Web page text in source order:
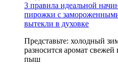
3 правила идеальной
пирожки с
вытекли в духовке
Представьте: холодный
разносится аромат
пыш